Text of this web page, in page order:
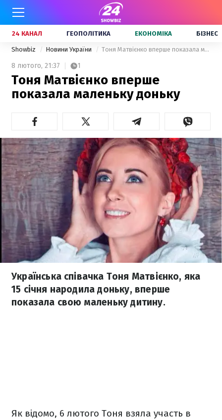
24 КАНАЛ ГЕОПОЛІТИКА ЕКОНОМІКА БІЗНЕС
Showbiz Новини України Тоня Матвієнко вперше показала маленьку доньку
8 лютого, 21:37 1
Тоня Матвієнко вперше
показала маленьку доньку
Українська співачка Тоня Матвієнко, яка
15 січня народила доньку, вперше
показала свою маленьку дитину.
Як відомо, 6 лютого Тоня взяла участь в